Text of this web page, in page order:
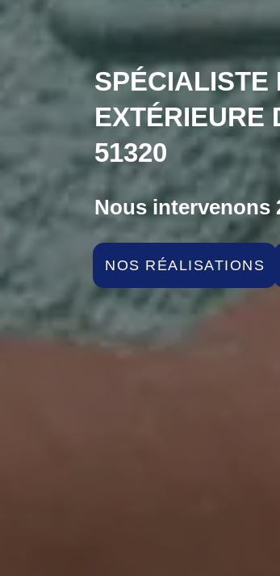
SPÉCIALISTE
EXTÉRIEURE
51320
Nous intervenons
NOS RÉALISATIONS